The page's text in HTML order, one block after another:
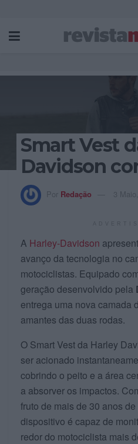
Smart Vest
Davidson
Por Redação 3
A Harley-Davidson
avanço da tecnologia no
motociclistas. Equipado
geração desenvolvido pela
entrega uma nova camada
amantes das duas rodas.
O Smart Vest da Harley
ser acionado
cobrindo o peito e a área
a absorver os impactos.
fruto de mais de 30 anos
dispositivo é capaz de
redor do motociclista mais